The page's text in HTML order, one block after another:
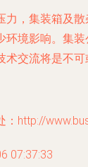
力，集装箱及
环境影响。集
交流将是不
：http://
07:37:33